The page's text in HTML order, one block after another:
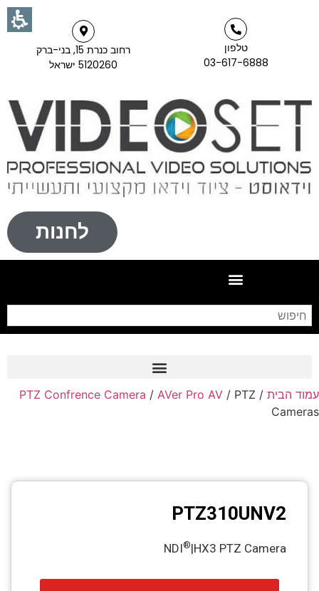
טלפון
03-617-6888
רחוב כנרת 15, בני-ברק
5120260 ישראל
לחנות
Frame Grabber
PTZ Confrence Camera
C-Mount Lenss
Professional Video Equipment
עמוד הבית /
PTZ Confrence Camera / AVer Pro AV / PTZ
Cameras
PTZ310UNV2
NDI®|HX3 PTZ Camera